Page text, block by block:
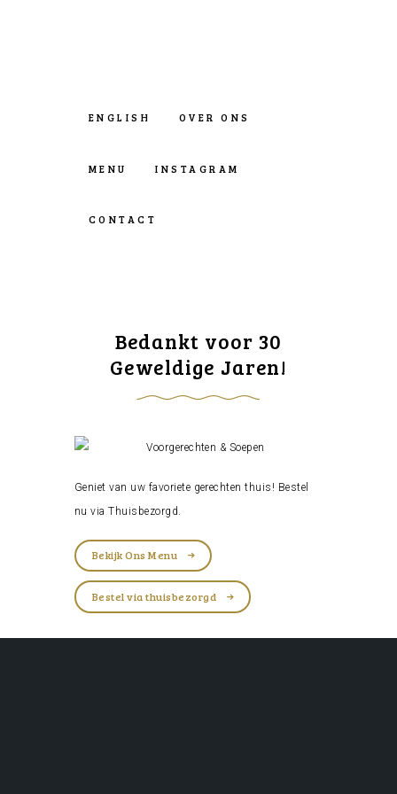
ENGLISH OVER ONS
MENU INSTAGRAM
CONTACT
Bedankt voor 30
Geweldige Jaren!
Geniet van uw favoriete gerechten thuis! Bestel
nu viaThuisbezorgd
Bekijk Ons Menu
Bestel via thuisbezorgd